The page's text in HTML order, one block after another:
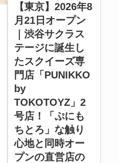
【東京】2026年8
月21日オープン
｜渋谷サクラス
テージに誕生し
たスクイーズ専
門店「PUNIKKO
by
TOKOTOYZ」2
号店！「ぷにも
ちとろ」な触り
心地と同時オー
プンの直営店の